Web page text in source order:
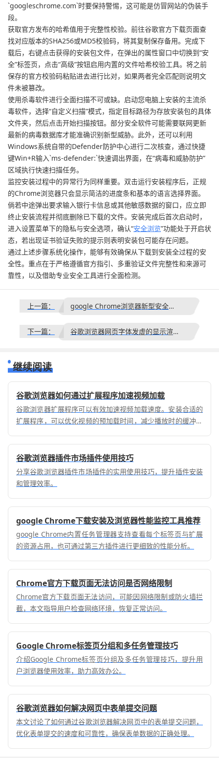
`googleschrome.com`时要保持警惕，这可能是仿冒网站的伪装手
段。
获取官方发布的哈希值用于完整性校验。前往谷歌官方下载页面查
找对应版本的SHA256或MD5校验码，将其复制保存备用。完成下
载后，右键点击获得的安装包文件，在弹出的属性窗口中切换到“安
全”标签页，点击“高级”按钮启用内置的文件哈希校验工具。将之前
保存的官方校验码粘贴进去进行比对，如果两者完全匹配则说明文
件未被篡改。
使用杀毒软件进行全面扫描不可或缺。启动您电脑上安装的主流杀
毒软件，选择“自定义扫描”模式，指定目标路径为存放安装包的具体
文件夹，然后点击开始扫描按钮。部分安全软件可能需要联网更新
最新的病毒数据库才能准确识别新型威胁。此外，还可以利用
Windows系统自带的Defender防护中心进行二次核查，通过快捷
键Win+R输入`ms-defender:`快速调出界面，在“病毒和威胁防护”
区域执行快速扫描任务。
监控安装过程中的异常行为同样重要。双击运行安装程序后，正规
的Chrome浏览器只会显示简洁的进度条和基本的语言选择界面。
倘若中途弹出要求输入银行卡信息或其他敏感数据的窗口，应立即
终止安装流程并彻底删除已下载的文件。安装完成后首次启动时，
进入设置菜单下的隐私与安全选项，确认“安全浏览”功能处于开启状
态，若出现证书验证失败的提示则表明安装包可能存在问题。
通过上述步骤系统化操作，能够有效确保从下载到安装全过程的安
全性。重点在于严格遵循官方指引、多重验证文件完整性和来源可
靠性，以及借助专业安全工具进行全面检测。
上一篇： google Chrome浏览器新型安全认证机制介绍
下一篇： 谷歌浏览器网页字体发虚的显示渲染设置方法
继续阅读
谷歌浏览器如何通过扩展程序加速视频加载
谷歌浏览器扩展程序可以有效加速视频加载速度。安装合适的
扩展程序，可以优化视频的预加载时间，减少播放时的缓冲，
谷歌浏览器插件市场插件使用技巧
分享谷歌浏览器插件市场插件的实用使用技巧，提升插件安装
和管理效率。
google Chrome下载安装及浏览器性能监控工具推荐
google Chrome内置任务管理器支持查看每个标签页与扩展
的资源占用，也可通过第三方插件进行更细致的性能分析。
Chrome官方下载页面无法访问是否网络限制
Chrome官方下载页面无法访问，可能因网络限制或防火墙拦
截，本文指导用户检查网络环境，恢复正常访问。
Google Chrome标签页分组和多任务管理技巧
介绍Google Chrome标签页分组及多任务管理技巧，提升用
户浏览器使用效率，助力高效办公。
谷歌浏览器如何解决网页中表单提交问题
本文讨论了如何通过谷歌浏览器解决网页中的表单提交问题，
优化表单提交的速度和可靠性，确保表单数据的正确处理。